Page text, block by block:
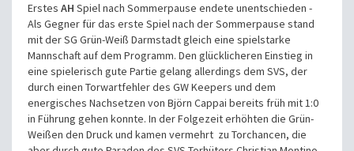
Erstes AH Spiel nach Sommerpause endete unentschieden -
Als Gegner für das erste Spiel nach der Sommerpause stand
mit der SG Grün-Weiß Darmstadt gleich eine spielstarke
Mannschaft auf dem Programm. Den glücklicheren Einstieg in
eine spielerisch gute Partie gelang allerdings dem SVS, der
durch einen Torwartfehler des GW Keepers und dem
energisches Nachsetzen von Björn Cappai bereits früh mit 1:0
in Führung gehen konnte. In der Folgezeit erhöhten die Grün-
Weißen den Druck und kamen vermehrt zu Torchancen, die